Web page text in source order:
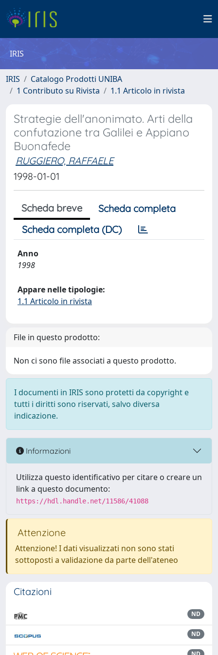
IRIS
IRIS
Catalogo Prodotti UNIBA
1 Contributo su Rivista
1.1 Articolo in rivista
Strategie dell'anonimato. Arti della
confutazione tra Galilei e Appiano
Buonafede
RUGGIERO, RAFFAELE
1998-01-01
Scheda breve
Scheda completa
Scheda completa (DC)
Anno
1998
Appare nelle tipologie:
1.1 Articolo in rivista
File in questo prodotto:
Non ci sono file associati a questo prodotto.
I documenti in IRIS sono protetti da copyright e
tutti i diritti sono riservati, salvo diversa
indicazione.
Informazioni
Utilizza questo identificativo per citare o creare un
link a questo documento:
https://hdl.handle.net/11586/41088
Attenzione
Attenzione! I dati visualizzati non sono stati
sottoposti a validazione da parte dell'ateneo
Citazioni
ND
ND